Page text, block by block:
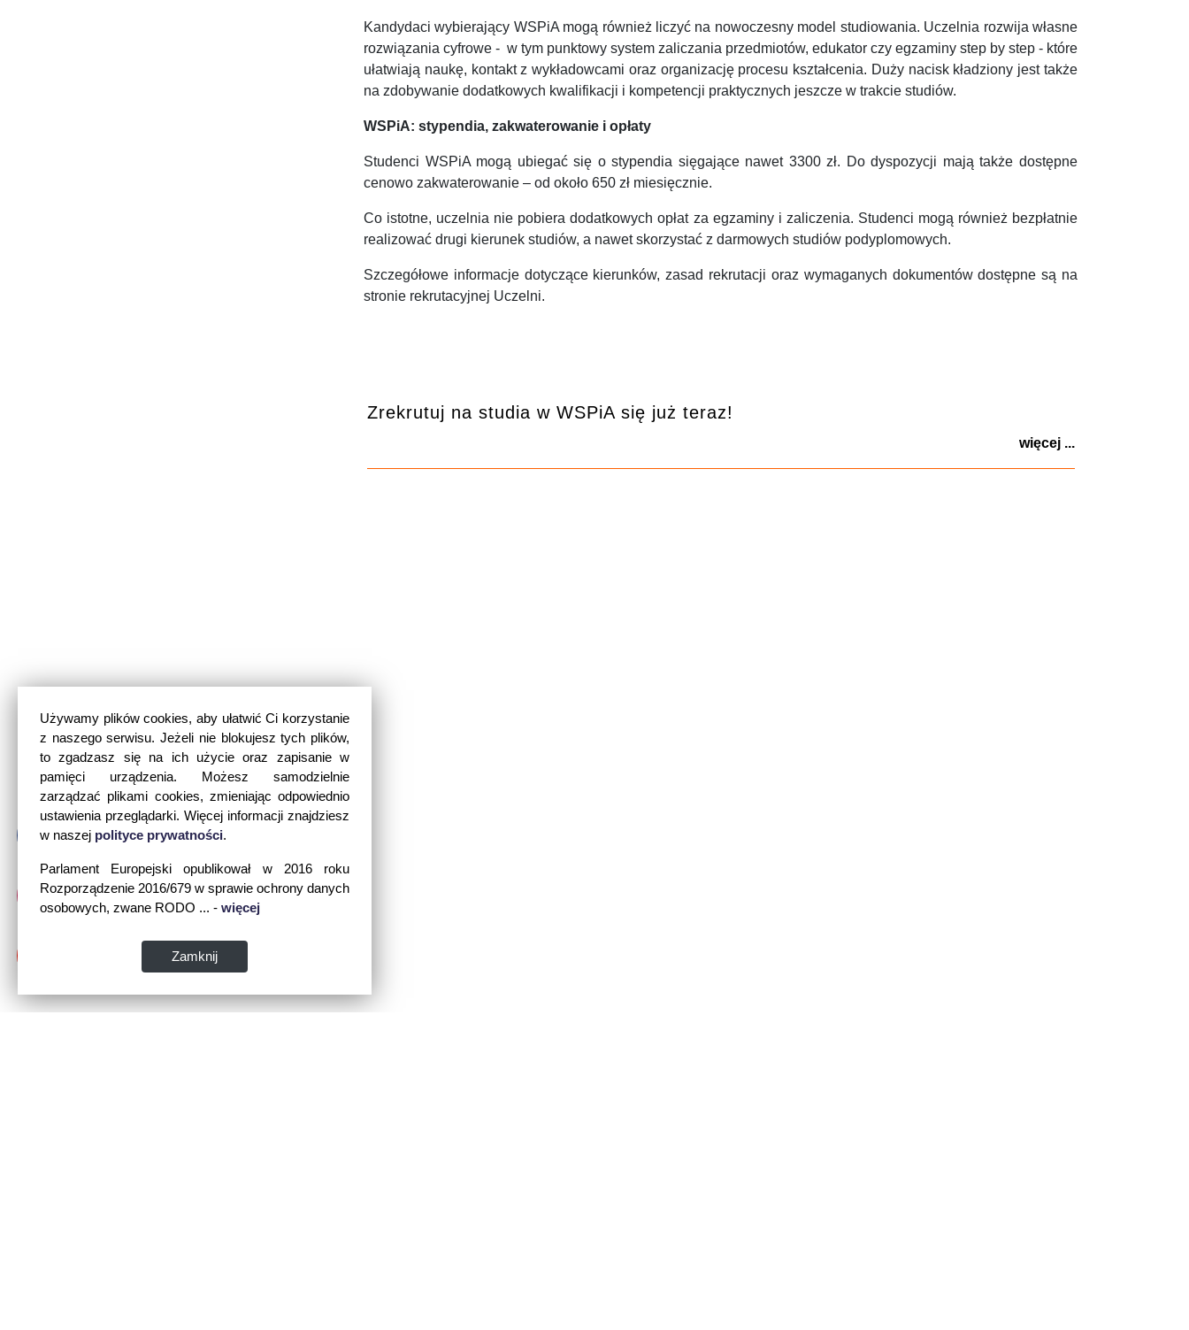
Używamy plików cookies, aby ułatwić Ci korzystanie
z naszego serwisu. Jeżeli nie blokujesz tych plików,
to zgadzasz się na ich użycie oraz zapisanie w
pamięci urządzenia. Możesz samodzielnie
zarządzać plikami cookies, zmieniając odpowiednio
ustawienia przeglądarki. Więcej informacji znajdziesz
w naszej polityce prywatności.
Parlament Europejski opublikował w 2016 roku
Rozporządzenie 2016/679 w sprawie ochrony danych
osobowych, zwane RODO ... - więcej
Zamknij
Kandydaci wybierający WSPiA mogą również liczyć na nowoczesny model studiowania. Uczelnia rozwija własne
rozwiązania cyfrowe - w tym punktowy system zaliczania przedmiotów, edukator czy egzaminy step by step - które
ułatwiają naukę, kontakt z wykładowcami oraz organizację procesu kształcenia. Duży nacisk kładziony jest także
na zdobywanie dodatkowych kwalifikacji i kompetencji praktycznych jeszcze w trakcie studiów.
WSPiA: stypendia, zakwaterowanie i opłaty
Studenci WSPiA mogą ubiegać się o stypendia sięgające nawet 3300 zł. Do dyspozycji mają także dostępne
cenowo zakwaterowanie – od około 650 zł miesięcznie.
Co istotne, uczelnia nie pobiera dodatkowych opłat za egzaminy i zaliczenia. Studenci mogą również bezpłatnie
realizować drugi kierunek studiów, a nawet skorzystać z darmowych studiów podyplomowych.
Szczegółowe informacje dotyczące kierunków, zasad rekrutacji oraz wymaganych dokumentów dostępne są na
stronie rekrutacyjnej Uczelni.
Zrekrutuj na studia w WSPiA się już teraz!
więcej ...